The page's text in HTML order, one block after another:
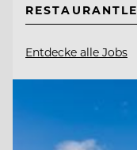
Entdecke alle Jobs